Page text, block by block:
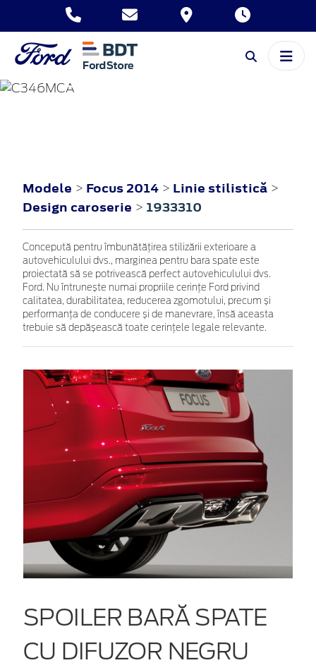
FOCUS
Modele > Focus 2014 > Linie stilistică >
Design caroserie > 1933310
Concepută pentru îmbunătățirea stilizării exterioare a
autovehiculului dvs., marginea pentru bara spate este
proiectată să se potrivească perfect autovehiculului dvs.
Ford. Nu întrunește numai propriile cerințe Ford privind
calitatea, durabilitatea, reducerea zgomotului, precum și
performanța de conducere și de manevrare, însă aceasta
trebuie să depășească toate cerințele legale relevante.
SPOILER BARĂ SPATE
CU DIFUZOR NEGRU